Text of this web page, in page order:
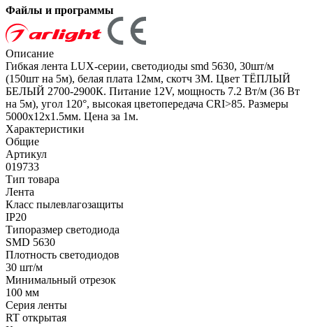
Файлы и программы
Описание
Гибкая лента LUX-серии, светодиоды smd 5630, 30шт/м
(150шт на 5м), белая плата 12мм, скотч 3М. Цвет ТЁПЛЫЙ
БЕЛЫЙ 2700-2900К. Питание 12V, мощность 7.2 Вт/м (36 Вт
на 5м), угол 120°, высокая цветопередача CRI>85. Размеры
5000х12х1.5мм. Цена за 1м.
Характеристики
Общие
Артикул
019733
Тип товара
Лента
Класс пылевлагозащиты
IP20
Типоразмер светодиода
SMD 5630
Плотность светодиодов
30 шт/м
Минимальный отрезок
100 мм
Серия ленты
RT открытая